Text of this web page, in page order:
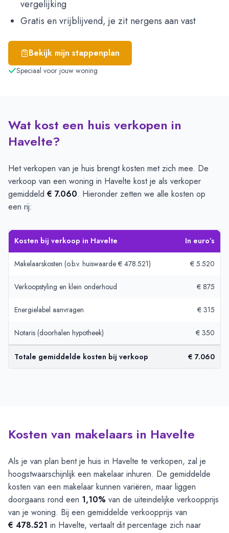
vergelijking
Gratis en vrijblijvend, je zit nergens aan vast
Bekijk mijn stappenplan
Speciaal voor jouw woning
Wat kost een huis verkopen in
Havelte?
Het verkopen van je huis brengt kosten met zich mee. De
verkoop van een woning in Havelte kost je als verkoper
gemiddeld € 7.060. Hieronder zetten we alle kosten op
een rij:
Kosten bij verkoop in Havelte In euro’s
Makelaarskosten (o.b.v. huiswaarde € 478.521) € 5.520
Verkoopstyling en klein onderhoud € 875
Energielabel aanvragen € 315
Notaris (doorhalen hypotheek) € 350
Totale gemiddelde kosten bij verkoop € 7.060
Kosten van makelaars in Havelte
Als je van plan bent je huis in Havelte te verkopen, zal je
hoogstwaarschijnlijk een makelaar inhuren. De gemiddelde
kosten van een makelaar kunnen variëren, maar liggen
doorgaans rond een 1,10% van de uiteindelijke verkoopprijs
van je woning. Bij een gemiddelde verkoopprijs van
€ 478.521 in Havelte, vertaalt dit percentage zich naar